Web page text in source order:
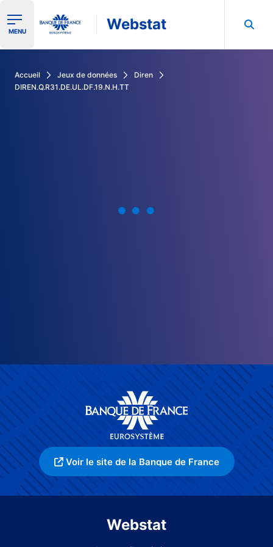
Ouvrir le menu de navigation
MENU Webstat
Accueil Jeux de données
Diren
DIREN.Q.R31.DE.UL.DF.19.N.H.TT
Voir le site de la Banque de France
Webstat